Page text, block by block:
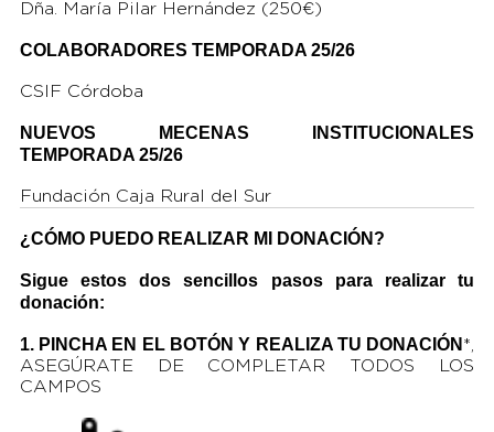
Dña. María Pilar Hernández (250€)
COLABORADORES TEMPORADA 25/26
CSIF Córdoba
NUEVOS MECENAS INSTITUCIONALES
TEMPORADA 25/26
Fundación Caja Rural del Sur
¿CÓMO PUEDO REALIZAR MI DONACIÓN?
Sigue estos dos sencillos pasos para realizar tu
donación:
1. PINCHA EN EL BOTÓN Y REALIZA TU DONACIÓN *,
ASEGÚRATE DE COMPLETAR TODOS LOS
CAMPOS